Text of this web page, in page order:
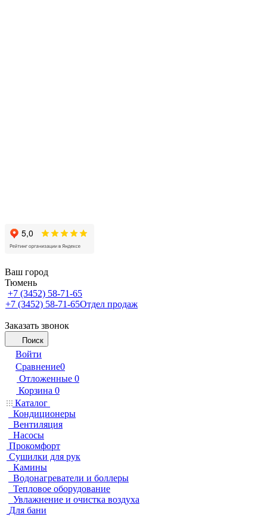
Ваш город
Тюмень
+7 (3452) 58-71-65
+7 (3452) 58-71-65Отдел продаж
Заказать звонок
Поиск
Войти
Сравнение0
Отложенные 0
Корзина 0
Каталог
Кондиционеры
Вентиляция
Насосы
Прокомфорт
Сушилки для рук
Камины
Водонагреватели и боллеры
Тепловое оборудование
Увлажнение и очистка воздуха
Для бани